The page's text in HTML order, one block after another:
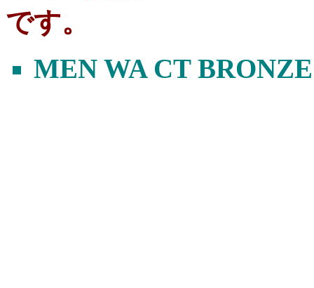
です。
MEN WA CT